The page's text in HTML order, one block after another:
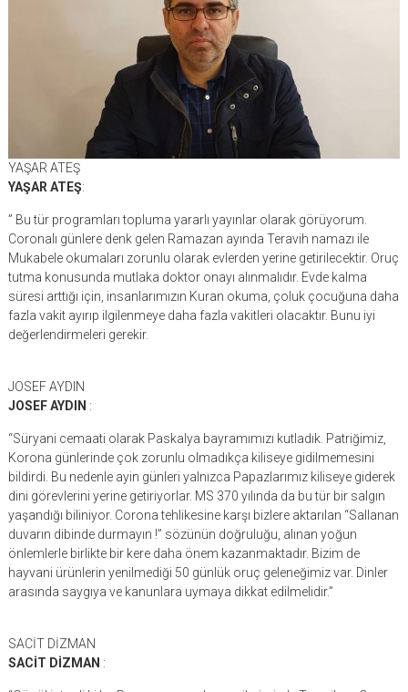
YAŞAR ATEŞ
YAŞAR ATEŞ:
” Bu tür programları topluma yararlı yayınlar olarak görüyorum.
Coronalı günlere denk gelen Ramazan ayında Teravih namazı ile
Mukabele okumaları zorunlu olarak evlerden yerine getirilecektir. Oruç
tutma konusunda mutlaka doktor onayı alınmalıdır. Evde kalma
süresi arttığı için, insanlarımızın Kuran okuma, çoluk çocuğuna daha
fazla vakit ayırıp ilgilenmeye daha fazla vakitleri olacaktır. Bunu iyi
değerlendirmeleri gerekir.
JOSEF AYDIN
JOSEF AYDIN :
“Süryani cemaati olarak Paskalya bayramımızı kutladık. Patriğimiz,
Korona günlerinde çok zorunlu olmadıkça kiliseye gidilmemesini
bildirdi. Bu nedenle ayin günleri yalnızca Papazlarımız kiliseye giderek
dini görevlerini yerine getiriyorlar. MS 370 yılında da bu tür bir salgın
yaşandığı biliniyor. Corona tehlikesine karşı bizlere aktarılan “Sallanan
duvarın dibinde durmayın !” sözünün doğruluğu, alınan yoğun
önlemlerle birlikte bir kere daha önem kazanmaktadır. Bizim de
hayvani ürünlerin yenilmediği 50 günlük oruç geleneğimiz var. Dinler
arasında saygıya ve kanunlara uymaya dikkat edilmelidir.”
SACİT DİZMAN
SACİT DİZMAN :